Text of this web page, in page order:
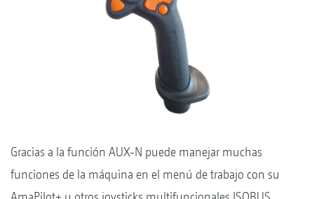
Gracias a la función AUX-N puede manejar muchas
funciones de la máquina en el menú de trabajo con su